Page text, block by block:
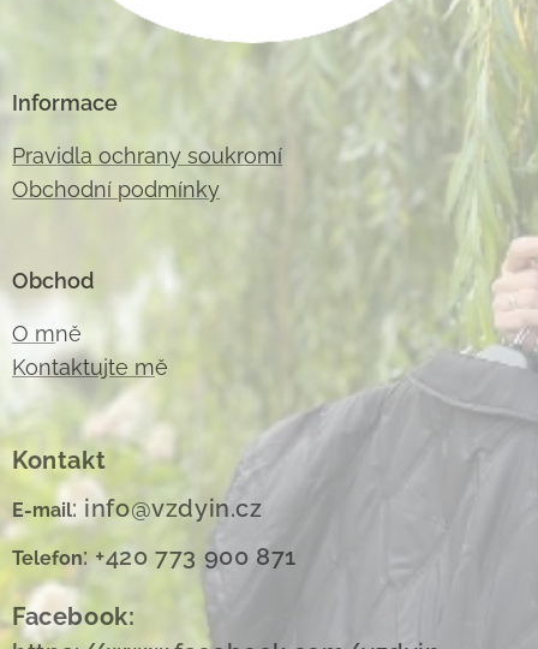
Informace
Pravidla ochrany soukromí
Obchodní podmínky
Obchod
O mně
Kontaktujte mě
Kontakt
E-mail: info@vzdyin.cz
Telefon: +420 773 900 871
Facebook: